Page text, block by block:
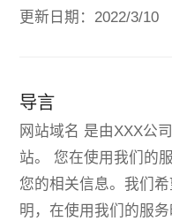
Investor Relations
Social Responsibility
Information
更新日期：2022/3/
导言
网站域名 是由XXX公
站。 您在使用我们的
您的相关信息。我们
明，在使用我们的服